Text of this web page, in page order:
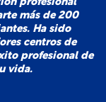
profesional
más de 200
Ha sido
centros de
profesional de
vida.